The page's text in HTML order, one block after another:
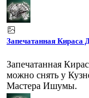
Запечатанная Кираса
Запечатанная
можно снять у
Мастера Ишумы.